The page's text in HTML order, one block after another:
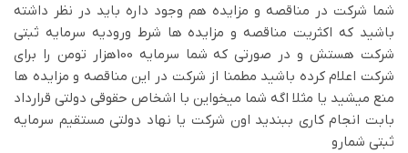
شما شرکت در مناقصه و مزایده هم وجود داره باید در نظر داشته
باشید که اکثریت مناقصه و مزایده ها شرط ورودیه سرمایه ثبتی
شرکت هستش و در صورتی که شما سرمایه 100هزار تومن را برای
شرکت اعلام کرده باشید مطمنا از شرکت در این مناقصه و مزایده ها
منع میشید یا مثلا اگه شما میخواین با اشخاص حقوقی دولتی قرارداد
بابت انجام کاری ببندید اون شرکت یا نهاد دولتی مستقیم سرمایه
ثبتی شمارو